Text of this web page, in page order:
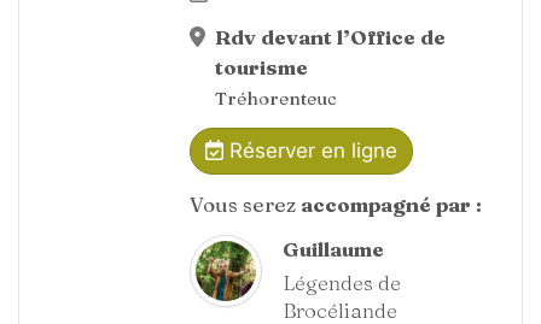
Rdv devant l’Office de
tourisme
Tréhorenteuc
Réserver en ligne
Vous serez accompagné par :
Guillaume
Légendes de
Brocéliande